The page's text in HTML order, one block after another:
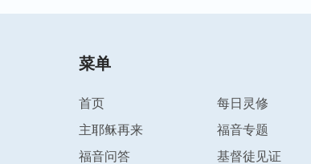
菜单
首页
每日灵修
主耶稣再来
福音专题
福音问答
基督徒见证